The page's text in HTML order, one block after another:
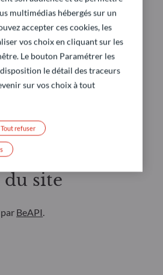
Imagery / Collection E+ /
: Marcella
du site
BeAPI.
multimédias hébergés sur un
accepter ces cookies, les
vos choix en cliquant sur les
Le bouton Paramétrer les
le détail des traceurs
sur vos choix à tout
Tout refuser